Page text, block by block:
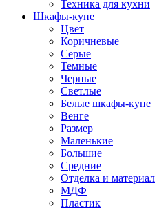
Техника для кухни
Шкафы-купе
Цвет
Коричневые
Серые
Темные
Черные
Светлые
Белые шкафы-купе
Венге
Размер
Маленькие
Большие
Средние
Отделка и материал
МДФ
Пластик